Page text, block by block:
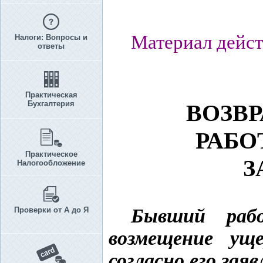
Налоги: Вопросы и
ответы
Практическая
Бухгалтерия
Практическое
Налогообложение
Проверки от А до Я
Материал
Бывший
возмещение